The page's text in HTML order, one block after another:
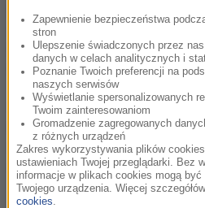
Przypominamy, że Alberto
specjalnym pierwszego dnia 6.
Podczas tego wyjątkowego
takich filmów jak: Skóra w której
wychowanieczy Volver.
Na
Szymanowskiego w Krakowie
kontratenor, Agata
AUKSO Orchestra pod batutą
odbędzie się 26 września o
Zapewnienie bezpieczeństwa
stron
Ulepszenie świadczonych przez
danych w celach analitycznych i
Poznanie Twoich preferencji na
naszych serwisów
Wyświetlanie spersonalizowanych
Twoim zainteresowaniom
Gromadzenie zagregowanych
z różnych urządzeń
Zakres wykorzystywania plików
ustawieniach Twojej przeglądarki. Bez
informacje w plikach cookies mogą
Twojego urządzenia. Więcej
cookies